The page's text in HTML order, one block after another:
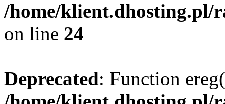
/home/klient.dhosting.pl/
on line 24
Deprecated: Function